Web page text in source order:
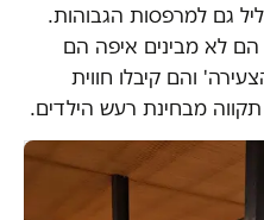
גם למרפסות הגבוהות.
הם לא מבינים איפה הם
והם קיבלו חווית
מבחינת רעש הילדים.